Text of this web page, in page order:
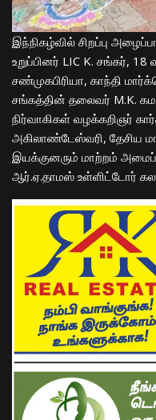
இந்நிகழ்வில் சிறப்பு
உறுப்பினர் LIC K. சங்கர், 18
சண்முகபிரியா, காந்தி
சங்கத்தின் தலைவர் M.K.
நிர்வாகிகள் வழக்கறிஞர்
அகிலாண்டேஸ்வரி, தேசிய
இயக்குனரும் மாற்றம்
ஆர்.ஏ.தாமஸ் உள்ளிட்டோர்